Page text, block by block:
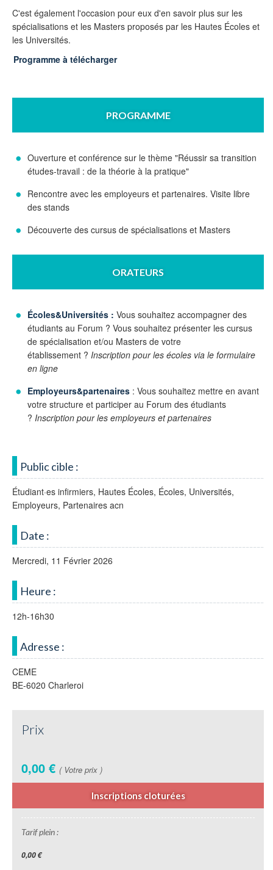
C'est également l'occasion pour eux d'en savoir plus sur les
spécialisations et les Masters proposés par les Hautes Écoles et
les Universités.
Programme à télécharger
PROGRAMME
Ouverture et conférence sur le thème "Réussir sa transition
études-travail : de la théorie à la pratique"
Rencontre avec les employeurs et partenaires. Visite libre
des stands
Découverte des cursus de spécialisations et Masters
ORATEURS
Écoles&Universités : Vous souhaitez accompagner des
étudiants au Forum ? Vous souhaitez présenter les cursus
de spécialisation et/ou Masters de votre
établissement ? Inscription pour les écoles via le formulaire
en ligne
Employeurs&partenaires : Vous souhaitez mettre en avant
votre structure et participer au Forum des étudiants
? Inscription pour les employeurs et partenaires
Public cible :
Étudiant·es infirmiers, Hautes Écoles, Écoles, Universités,
Employeurs, Partenaires acn
Date :
Mercredi, 11 Février 2026
Heure :
12h-16h30
Adresse :
CEME
BE-6020 Charleroi
Prix
0,00 € ( Votre prix )
Inscriptions cloturées
Tarif plein :
0,00 €